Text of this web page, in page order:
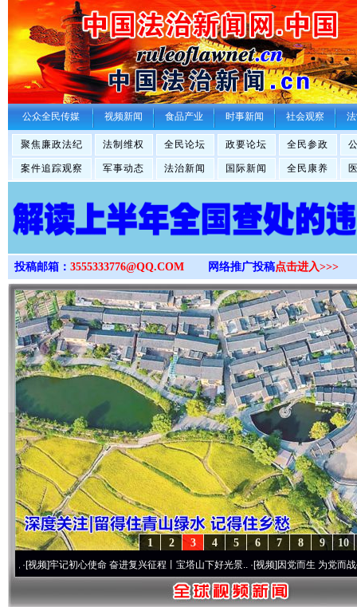
>
公众全民传媒 视频新闻 食品产业 时事新闻 社会观察
聚焦廉政法纪 法制维权 全民论坛 政要论坛 全民参政
案件追踪观察 军事动态 法治新闻 国际新闻 全民康养
投稿邮箱： 3555333776@QQ.COM 网络推广投稿点击进入>>>
10
9
8
7
6
5
4
3
2
1
牢记初心使命 奋进复兴征程丨宝塔山下好光景..·[视频]因党而生 为党而战——百年